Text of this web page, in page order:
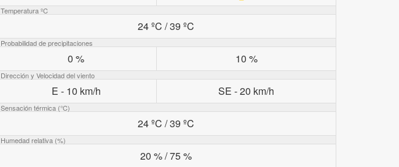
Temperatura ºC
24 ºC / 39 ºC
Probabilidad de precipitaciones
0 % 10 %
Dirección y Velocidad del viento
E - 10 km/h SE - 20 km/h
Sensación térmica (°C)
24 ºC / 39 ºC
Humedad relativa (%)
20 % / 75 %